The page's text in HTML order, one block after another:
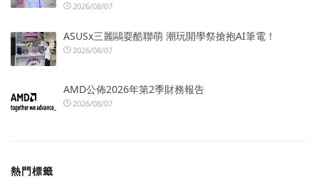
2026/08/07
ASUSx三麗鷗耍酷聯萌 潮玩開學祭搶抱AI筆電！
2026/08/07
AMD公佈2026年第2季財務報告
2026/08/07
熱門標籤